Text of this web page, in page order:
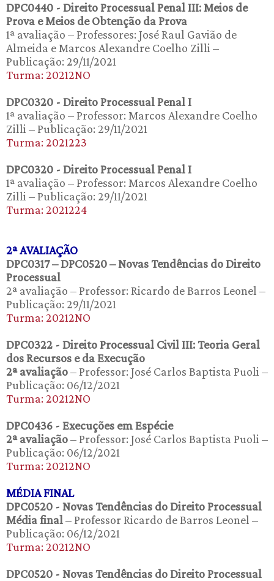
DPC0440 - Direito Processual Penal III: Meios de
Prova e Meios de Obtenção da Prova
1ª avaliação – Professores: José Raul Gavião de
Almeida e Marcos Alexandre Coelho Zilli –
Publicação: 29/11/2021
Turma: 20212NO
DPC0320 - Direito Processual Penal I
1ª avaliação – Professor: Marcos Alexandre Coelho
Zilli – Publicação: 29/11/2021
Turma: 2021223
DPC0320 - Direito Processual Penal I
1ª avaliação – Professor: Marcos Alexandre Coelho
Zilli – Publicação: 29/11/2021
Turma: 2021224
2ª AVALIAÇÃO
DPC0317 – DPC0520 – Novas Tendências do Direito
Processual
2ª avaliação – Professor: Ricardo de Barros Leonel –
Publicação: 29/11/2021
Turma: 20212NO
DPC0322 - Direito Processual Civil III: Teoria Geral
dos Recursos e da Execução
2ª avaliação– Professor: José Carlos Baptista Puoli –
Publicação: 06/12/2021
Turma: 20212NO
DPC0436 - Execuções em Espécie
2ª avaliação– Professor: José Carlos Baptista Puoli –
Publicação: 06/12/2021
Turma: 20212NO
MÉDIA FINAL
DPC0520 - Novas Tendências do Direito Processual
Média final– Professor Ricardo de Barros Leonel –
Publicação: 06/12/2021
Turma: 20212NO
DPC0520 - Novas Tendências do Direito Processual